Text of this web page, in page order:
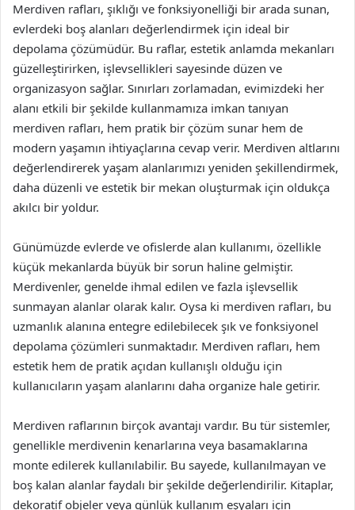
Merdiven rafları, şıklığı ve fonksiyonelliği bir arada sunan,
evlerdeki boş alanları değerlendirmek için ideal bir
depolama çözümüdür. Bu raflar, estetik anlamda mekanları
güzelleştirirken, işlevsellikleri sayesinde düzen ve
organizasyon sağlar. Sınırları zorlamadan, evimizdeki her
alanı etkili bir şekilde kullanmamıza imkan tanıyan
merdiven rafları, hem pratik bir çözüm sunar hem de
modern yaşamın ihtiyaçlarına cevap verir. Merdiven altlarını
değerlendirerek yaşam alanlarımızı yeniden şekillendirmek,
daha düzenli ve estetik bir mekan oluşturmak için oldukça
akılcı bir yoldur.
Günümüzde evlerde ve ofislerde alan kullanımı, özellikle
küçük mekanlarda büyük bir sorun haline gelmiştir.
Merdivenler, genelde ihmal edilen ve fazla işlevsellik
sunmayan alanlar olarak kalır. Oysa ki merdiven rafları, bu
uzmanlık alanına entegre edilebilecek şık ve fonksiyonel
depolama çözümleri sunmaktadır. Merdiven rafları, hem
estetik hem de pratik açıdan kullanışlı olduğu için
kullanıcıların yaşam alanlarını daha organize hale getirir.
Merdiven raflarının birçok avantajı vardır. Bu tür sistemler,
genellikle merdivenin kenarlarına veya basamaklarına
monte edilerek kullanılabilir. Bu sayede, kullanılmayan ve
boş kalan alanlar faydalı bir şekilde değerlendirilir. Kitaplar,
dekoratif objeler veya günlük kullanım eşyaları için